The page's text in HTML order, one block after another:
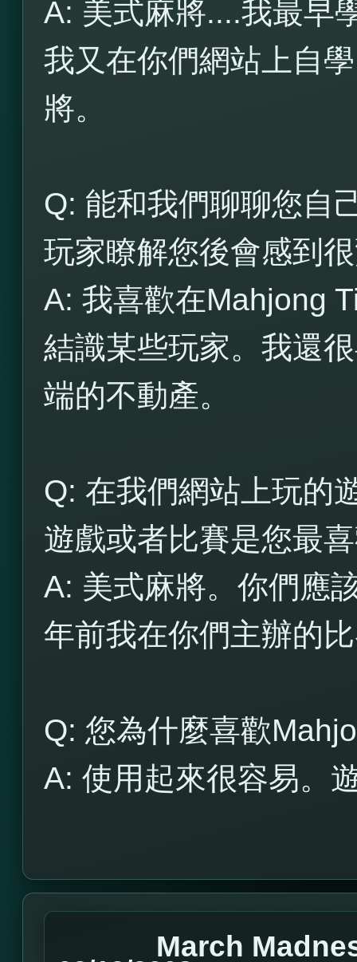
A: 美式麻將....我最早
我又在你們網站上自
將。
Q: 能和我們聊聊您自
玩家瞭解您後會感到
A: 我喜歡在Mahjong
結識某些玩家。我還
端的不動產。
Q: 在我們網站上玩的
遊戲或者比賽是您最
A: 美式麻將。你們應
年前我在你們主辦的
Q: 您為什麼喜歡
A: 使用起來很容易。
March